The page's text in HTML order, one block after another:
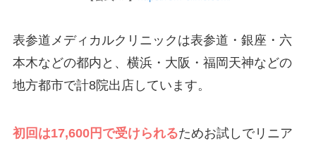
表参道メディカルクリニックは表参道・銀座・六
本木などの都内と、横浜・大阪・福岡天神などの
地方都市で計8院出店しています。
初回は17,600円で受けられるためお試しでリニア